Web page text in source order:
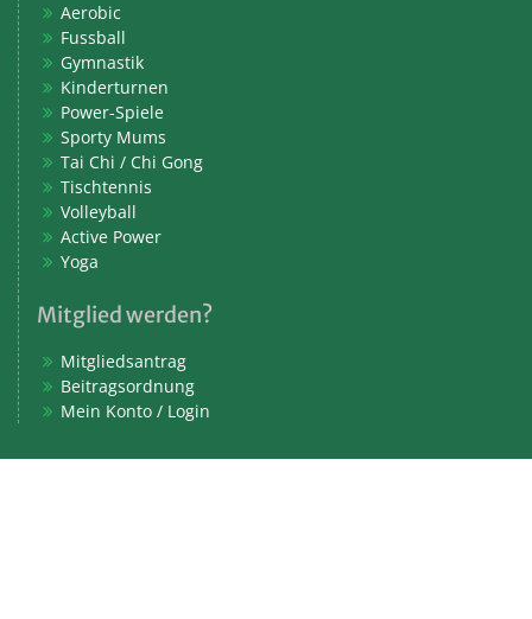
Aerobic
Fussball
Gymnastik
Kinderturnen
Power-Spiele
Sporty Mums
Tai Chi / Chi Gong
Tischtennis
Volleyball
Active Power
Yoga
Mitglied werden?
Mitgliedsantrag
Beitragsordnung
Mein Konto / Login